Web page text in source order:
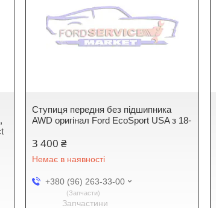
Ступиця передня без підшипника
AWD оригінал Ford EcoSport USA з 18-
3 400 ₴
Немає в наявності
+380 (96) 263-33-00
Запчасти
Запчастини